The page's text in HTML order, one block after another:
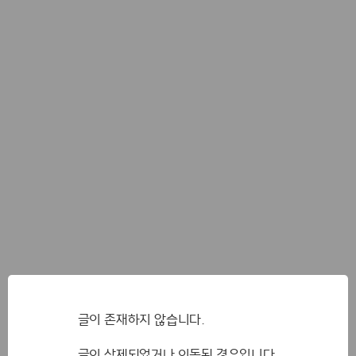
글이 존재하지 않습니다.